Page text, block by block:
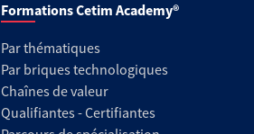
Formations Cetim Academy®
Par thématiques
Par briques technologiques
Chaînes de valeur
Qualifiantes - Certifiantes